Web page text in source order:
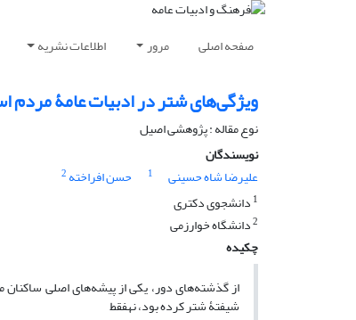
صفحه اصلی مرور اطلاعات نشریه
ویژگی‌های شتر در ادبیات عامۀ مردم
نوع مقاله : پژوهشی اصیل
نویسندگان
علیرضا شاه حسینی
1 حسن افراخته 2
1 دانشجوی دکتری
2دانشگاه خوارزمی
چکیده
از گذشته‌های دور، یکی از پیشه‌های اصلی ساکنان
شیفتۀ شتر کرده بود، نه­فقط